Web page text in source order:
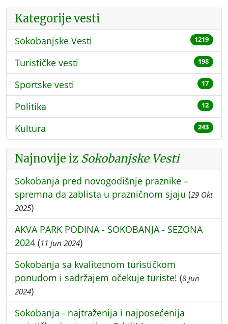
Kategorije vesti
Sokobanjske Vesti 1219
Turističke vesti 198
Sportske vesti 17
Politika 12
Kultura 243
Najnovije iz Sokobanjske Vesti
Sokobanja pred novogodišnje praznike –
spremna da zablista u prazničnom sjaju (29 Okt
2025)
AKVA PARK PODINA - SOKOBANJA - SEZONA
2024 (11 Jun 2024)
Sokobanja sa kvalitetnom turističkom
ponudom i sadržajem očekuje turiste! (8 Jun
2024)
Sokobanja - najtraženija i najposećenija